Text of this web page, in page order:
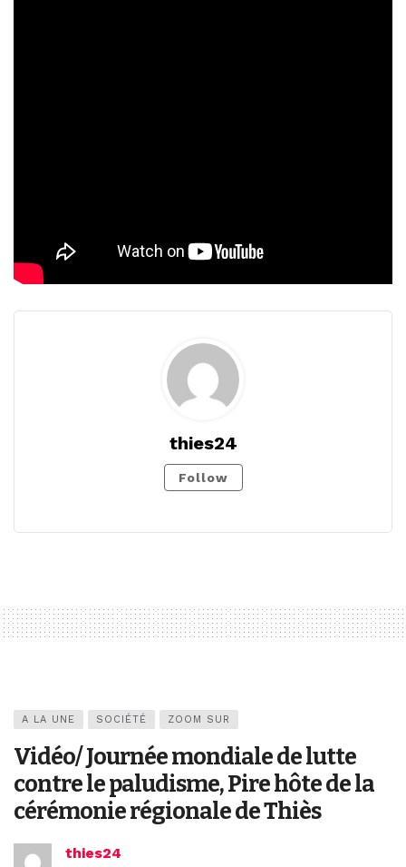
thies24
Follow
A LA UNE SOCIÉTÉ ZOOM SUR
Vidéo/ Journée mondiale de lutte
contre le paludisme, Pire hôte de la
cérémonie régionale de Thiès
thies24